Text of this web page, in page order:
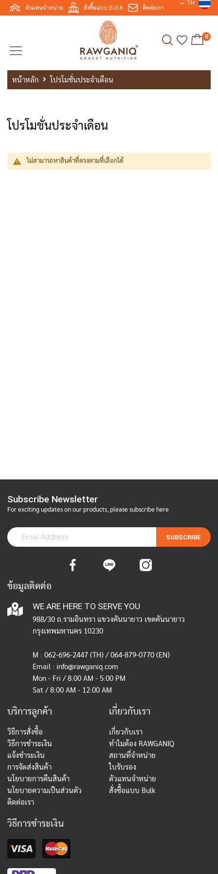
ตัวแทนจำหน่าย สั่งซื้อแบบ BULK ติดต่อเรา
TH
0
หน้าหลัก โปรโมชั่นประจำเดือน
โปรโมชั่นประจำเดือน
ไม่สามารถหาสินค้าที่ตรงตามที่เลือกได้
Subscribe Newsletter
For exciting updates on our products, please subscribe here
SUBSCRIBE
ข้อมูลติดต่อ
WE ARE HERE TO SERVE YOU
988/30 ถ.รามอินทรา แขวงคันนายาว เขตคันนายาว
กรุงเทพมหานคร 10230
M : 062-696-2447 (TH) / 064-879-0770 (EN)
Email : info@rawganiq.com
Mon - Fri / 8:00 AM - 5:00 PM
Sat / 8:00 AM - 12:00 AM
บริการลูกค้า
วิธีการสั่งซื้อ
วิธีการชำระเงิน
แจ้งชำระเงิน
การจัดส่งสินค้า
นโยบายการคืนสินค้า
นโยบายความเป็นส่วนตัว
ติดต่อเรา
เกี่ยวกับเรา
เกี่ยวกับเรา
ทำไมต้อง RAWGANIQ
สถานที่จำหน่าย
ใบรับรอง
ตัวแทนจำหน่าย
สั่งซื้อแบบ Bulk
วิธีการชำระเงิน